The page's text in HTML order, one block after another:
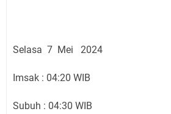
Selasa 7 Mei 2024
Imsak : 04:20 WIB
Subuh : 04:30 WIB